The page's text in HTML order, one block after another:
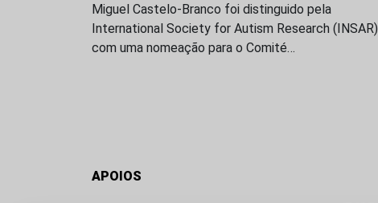
Miguel Castelo-Branco foi distinguido pela
International Society for Autism Research (INSAR)
com uma nomeação para o Comité…
APOIOS